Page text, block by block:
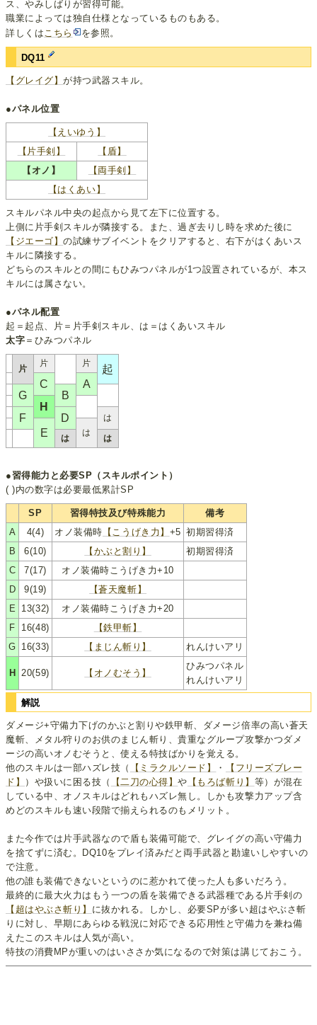
ス、やみしばりが習得可能。
職業によっては独自仕様となっているものもある。
詳しくは こちら を参照。
DQ11
【グレイグ】が持つ武器スキル。
●パネル位置
【えいゆう】
【片手剣】
【盾】
【オノ】
【両手剣】
【はくあい】
スキルパネル中央の起点から見て左下に位置する。
上側に片手剣スキルが隣接する。また、過ぎ去りし時を求めた後に
【ジエーゴ】の試練サブイベントをクリアすると、右下がはくあいス
キルに隣接する。
どちらのスキルとの間にもひみつパネルが1つ設置されているが、本ス
キルには属さない。
●パネル配置
起＝起点、片＝片手剣スキル、は＝はくあいスキル
太字 ＝ひみつパネル
片
片 片
起
C
A
G
B
H
F
D は
E は
は は
●習得能力と必要SP（スキルポイント）
( )内の数字は必要最低累計SP
SP 習得特技及び特殊能力
備考
A
4(4) オノ装備時 【こうげき力】 +5 初期習得済
B
6(10) 【かぶと割り】
初期習得済
C
7(17)
オノ装備時こうげき力+10
D
9(19)
【蒼天魔斬】
E
13(32)
オノ装備時こうげき力+20
F
16(48)
【鉄甲斬】
G 16(33) 【まじん斬り】 れんけいアリ
H 20(59) 【オノむそう】
ひみつパネル
れんけいアリ
解説
ダメージ+守備力下げのかぶと割りや鉄甲斬、ダメージ倍率の高い蒼天
魔斬、メタル狩りのお供のまじん斬り、貴重なグループ攻撃かつダメ
ージの高いオノむそうと、使える特技ばかりを覚える。
他のスキルは一部ハズレ技（
【ミラクルソード】 ・
【フリーズブレー
ド】
）や扱いに困る技（ 【二刀の心得】や 【もろば斬り】 等）が混在
している中、オノスキルはどれもハズレ無し。しかも攻撃力アップ含
めどのスキルも速い段階で揃えられるのもメリット。
また今作では片手武器なので盾も装備可能で、グレイグの高い守備力
を捨てずに済む。DQ10をプレイ済みだと両手武器と勘違いしやすいの
で注意。
他の誰も装備できないというのに惹かれて使った人も多いだろう。
最終的に最大火力はもう一つの盾を装備できる武器種である片手剣の
【超はやぶさ斬り】 に抜かれる。しかし、必要SPが多い超はやぶさ斬
りに対し、早期にあらゆる戦況に対応できる応用性と守備力を兼ね備
えたこのスキルは人気が高い。
特技の消費MPが重いのはいささか気になるので対策は講じておこう。